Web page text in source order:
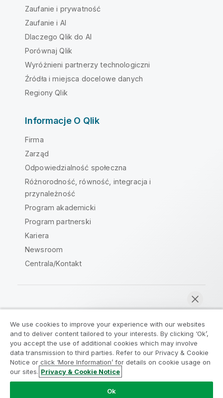
Rozmawiaj teraz
Zaufanie i prywatność
Zaufanie i AI
Dlaczego Qlik do AI
Porównaj Qlik
Wyróżnieni partnerzy technologiczni
Źródła i miejsca docelowe danych
Regiony Qlik
Informacje O Qlik
Firma
Zarząd
Odpowiedzialność społeczna
Różnorodność, równość, integracja i
przynależność
Program akademicki
Program partnerski
Kariera
Newsroom
Centrala/Kontakt
Umowy prawne
Warunki produktu
Legal Policies
Legal Policies
Warunki korzystania
Znaki towarowe
Do Not Share My Info
Copyright © 1993-2026 QlikTech International AB. Wszelkie
We use cookies to improve your experience with our websites
and to deliver content tailored to your interests. By clicking ‘Ok’,
you accept the use of additional cookies which may involve
data transmission to third parties. Refer to our Privacy & Cookie
Notice or click ‘More Information’ for details on cookie usage on
our sites. Privacy & Cookie Notice
Ok